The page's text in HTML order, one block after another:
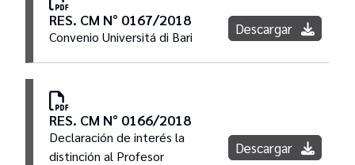
RES. CM N° 0167/2018
Convenio Universitá di Bari Descargar
RES. CM N° 0166/2018
Declaración de interés la
distinción al Profesor
Descargar